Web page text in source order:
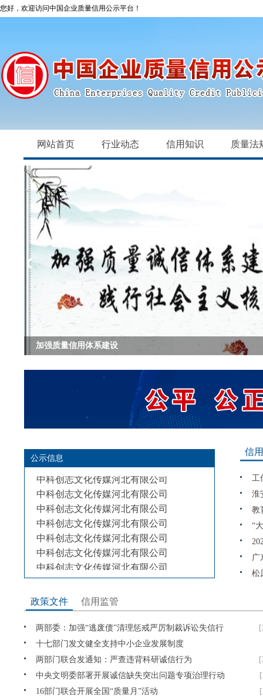
您好，欢迎访问中国企业质量信用公示平台！
网站首页 行业动态 信用知识 质量法
加强质量信用体系建设
公示信息
中科创志文化传媒河北有限公司
中科创志文化传媒河北有限公司
中科创志文化传媒河北有限公司
中科创志文化传媒河北有限公司
中科创志文化传媒河北有限公司
中科创志文化传媒河北有限公司
中科创志文化传媒河北有限公司
中科创志文化传媒河北有限公司
中科创志文化传媒河北有限公司
中科创志文化传媒河北有限公司
中科创志文化传媒河北有限公司
中科创志文化传媒河北有限公司
信
工
淮
教
“
广
量
松
政策文件 信用监管
两部委：加强“逃废债”清理惩戒严厉制裁诉讼失信行
为
十七部门发文健全支持中小企业发展制度
两部门联合发通知：严查违背科研诚信行为
中央文明委部署开展诚信缺失突出问题专项治理行动
16部门联合开展全国“质量月”活动